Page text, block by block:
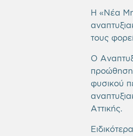
Η «Νέα
τους
Ο
προώθηση
φυσικού
Αττικής.